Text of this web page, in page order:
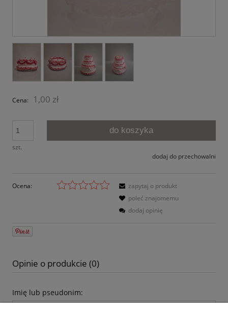
Cena: 1,00 zł
szt.
do koszyka
dodaj do przechowalni
Ocena:
zapytaj o produkt
poleć znajomemu
dodaj opinię
Opinie o produkcie (0)
Imię lub pseudonim: